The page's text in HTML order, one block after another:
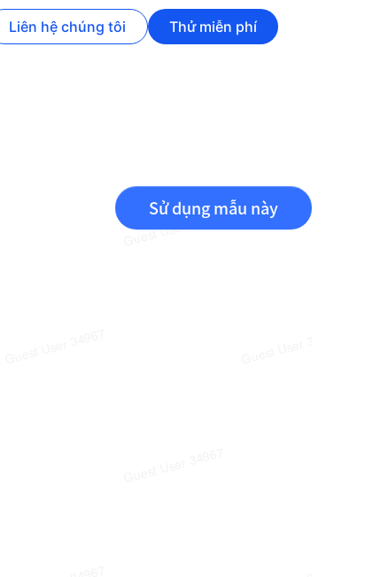
Liên hệ chúng tôi Thử miễn phí
Sử dụng mẫu này